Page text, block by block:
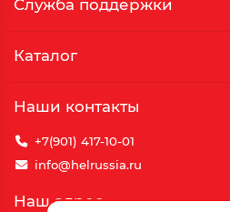
Служба поддержки
Каталог
Наши контакты
+7(901) 417-10-01
info@helrussia.ru
Наш адрес